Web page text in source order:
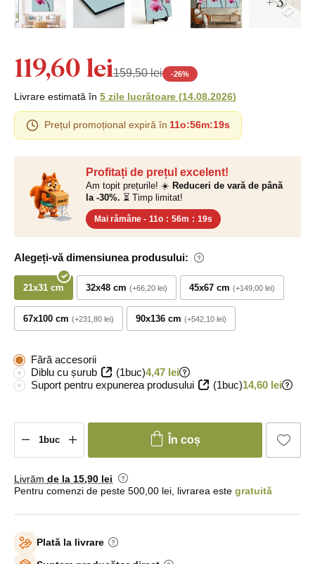
Profitați de prețul excelent!
Am topit prețurile! ☀️ Reduceri de vară de până
la -30%. ⏳ Timp limitat!
Mai rămâne - 11o : 56m : 18s
Alegeți-vă dimensiunea produsului:
21x31 cm 32x48 cm +66,20 lei 45x67 cm +149,00 lei
67x100 cm +231,80 lei 90x136 cm +542,10 lei
119,60 lei159,50 lei -26%
Livrare estimată în 5 zile lucrătoare (14.08.2026)
Prețul promoțional expiră în 11o:56m:18s
Fără accesorii
Diblu cu șurub
(1buc)4,47 lei
Suport pentru expunerea produsului
(1buc)14,60 lei
În coș
Livrăm de la 15,90 lei
Pentru comenzi de peste 500,00 lei, livrarea este gratuită
Plată la livrare